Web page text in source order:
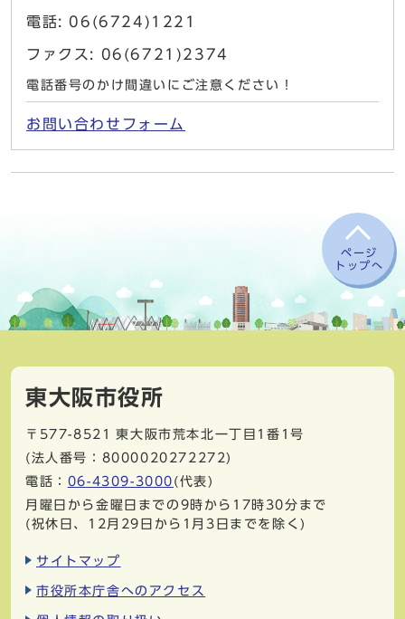
電話: 06(6724)1221
ファクス: 06(6721)2374
電話番号のかけ間違いにご注意ください！
お問い合わせフォーム
ページ
トップへ
東大阪市役所
〒577-8521
東大阪市荒本北一丁目1番1号
(法人番号：8000020272272)
電話： 06-4309-3000 (代表)
月曜日から金曜日までの9時から17時30分まで
(祝休日、12月29日から1月3日までを除く)
サイトマップ
市役所本庁舎へのアクセス